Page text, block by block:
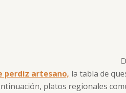
perdiz artesano, la tabla de
platos regionales